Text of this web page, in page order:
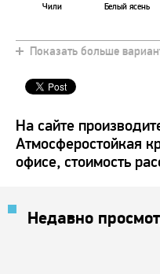
Чили Белый ясень
Коричневый
Показать больше
На сайте
Атмосферостойкая
офисе, стоимость
Недавно